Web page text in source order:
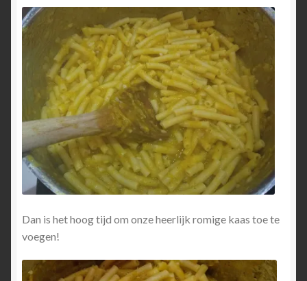
Dan is het hoog tijd om onze heerlijk romige kaas toe te
voegen!